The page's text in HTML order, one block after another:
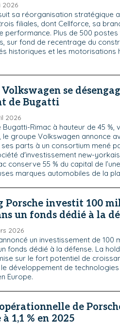
2026
sa réorganisation stratégique
filiales, dont Cellforce, sa
performance. Plus de 500
sur fond de recentrage du
historiques et les motorisations
se
de Bugatti
2026
Rimac à hauteur de 45 %,
le groupe Volkswagen annonce
ses parts à un consortium mené
d'investissement new-
conserve 55 % du capital de
marques automobiles de la
Porsche investit 100
un fonds dédié à la
2026
un investissement de 100
fonds dédié à la défense. La
sur le fort potentiel de
développement de technologies
Europe.
de
1,1 % en 2025